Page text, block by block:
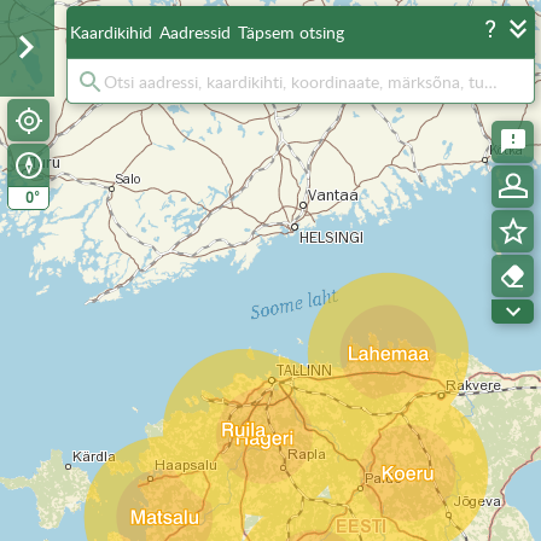
0°
Kaardikihid Aadressid Täpsem otsing